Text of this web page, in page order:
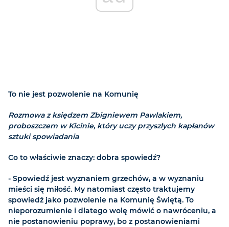
To nie jest pozwolenie na Komunię
Rozmowa z księdzem Zbigniewem Pawlakiem,
proboszczem w Kicinie, który uczy przyszlych kapłanów
sztuki spowiadania
Co to właściwie znaczy: dobra spowiedź?
- Spowiedź jest wyznaniem grzechów, a w wyznaniu
mieści się miłość. My natomiast często traktujemy
spowiedź jako pozwolenie na Komunię Świętą. To
nieporozumienie i dlatego wolę mówić o nawróceniu, a
nie postanowieniu poprawy, bo z postanowieniami